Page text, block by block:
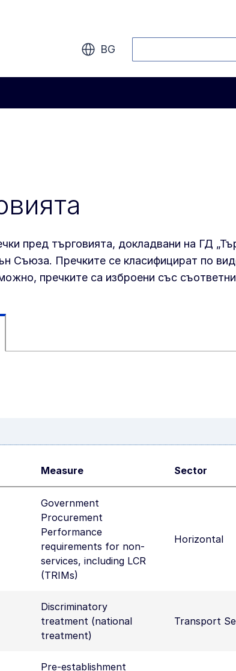
BG
пред търговията, докладвани на ГД
Съюза. Пречките се класифицират по
пречките са изброени със
Measure Sector
Government
Procurement
Performance
requirements for non-
services, including LCR
(TRIMs)
Horizontal
Discriminatory
treatment (national
treatment)
Transport
Pre-establishment